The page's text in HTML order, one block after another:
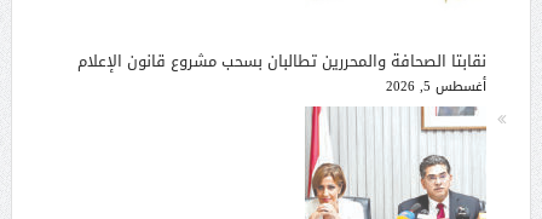
نقابتا الصحافة والمحررين تطالبان بسحب مشروع قانون الإعلام
أغسطس 5, 2026